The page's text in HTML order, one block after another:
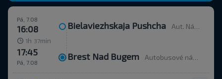
Pá, 7.08
16:08 Bielaviezhskaja Pushcha Aut. Nádr.
1h 37 min
Pá, 7.08
17:45 Brest Nad Bugem Autobusové nádraží, ulice Ordžonikidze 12.